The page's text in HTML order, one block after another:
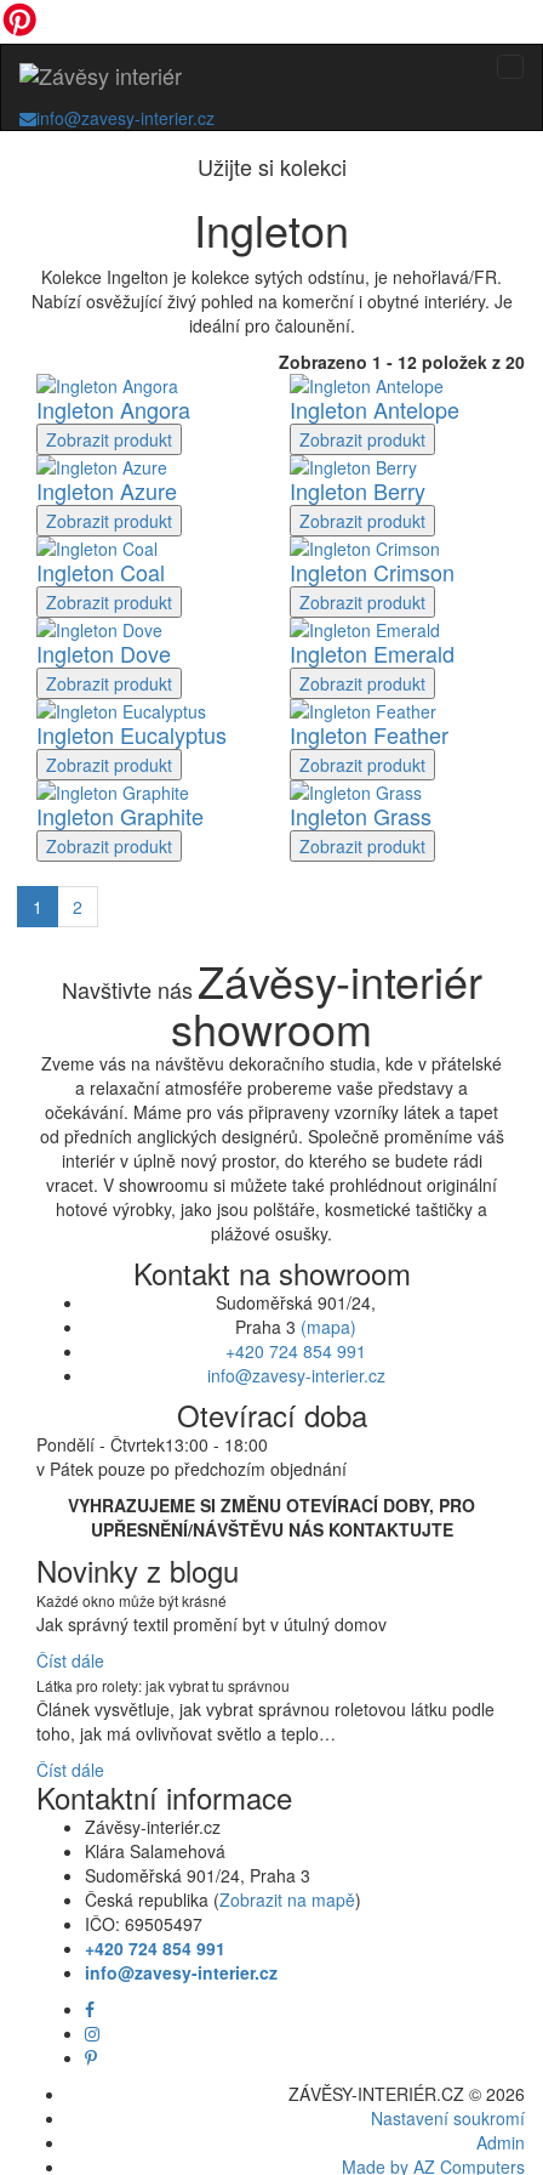
info@zavesy-interier.cz
Užijte si kolekci
Ingleton
Kolekce Ingelton je kolekce sytých odstínu, je nehořlavá/FR.
Nabízí osvěžující živý pohled na komerční i obytné interiéry. Je
ideální pro čalounění.
Zobrazeno 1 - 12 položek z 20
Ingleton Angora
Zobrazit produkt
Ingleton Antelope
Zobrazit produkt
Ingleton Azure
Zobrazit produkt
Ingleton Berry
Zobrazit produkt
Ingleton Coal
Zobrazit produkt
Ingleton Crimson
Zobrazit produkt
Ingleton Dove
Zobrazit produkt
Ingleton Emerald
Zobrazit produkt
Ingleton Eucalyptus
Zobrazit produkt
Ingleton Feather
Zobrazit produkt
Ingleton Graphite
Zobrazit produkt
Ingleton Grass
Zobrazit produkt
1 2
Navštivte nás Závěsy-interiér
showroom
Zveme vás na návštěvu dekoračního studia, kde v přátelské
a relaxační atmosféře probereme vaše představy a
očekávání. Máme pro vás připraveny vzorníky látek a tapet
od předních anglických designérů. Společně proměníme váš
interiér v úplně nový prostor, do kterého se budete rádi
vracet. V showroomu si můžete také prohlédnout originální
hotové výrobky, jako jsou polštáře, kosmetické taštičky a
plážové osušky.
Kontakt na showroom
Sudoměřská 901/24,
Praha 3 (mapa)
+420 724 854 991
info@zavesy-interier.cz
Otevírací doba
Pondělí - Čtvrtek13:00 - 18:00
v Pátek pouze po předchozím objednání
VYHRAZUJEME SI ZMĚNU OTEVÍRACÍ DOBY, PRO
UPŘESNĚNÍ/NÁVŠTĚVU NÁS KONTAKTUJTE
Novinky z blogu
Každé okno může být krásné
Jak správný textil promění byt v útulný domov
Číst dále
Látka pro rolety: jak vybrat tu správnou
Článek vysvětluje, jak vybrat správnou roletovou látku podle
toho, jak má ovlivňovat světlo a teplo…
Číst dále
Kontaktní informace
Závěsy-interiér.cz
Klára Salamehová
Sudoměřská 901/24, Praha 3
Česká republika (Zobrazit na mapě)
IČO: 69505497
+420 724 854 991
info@zavesy-interier.cz
ZÁVĚSY-INTERIÉR.CZ © 2026
Nastavení soukromí
Admin
Made by AZ Computers